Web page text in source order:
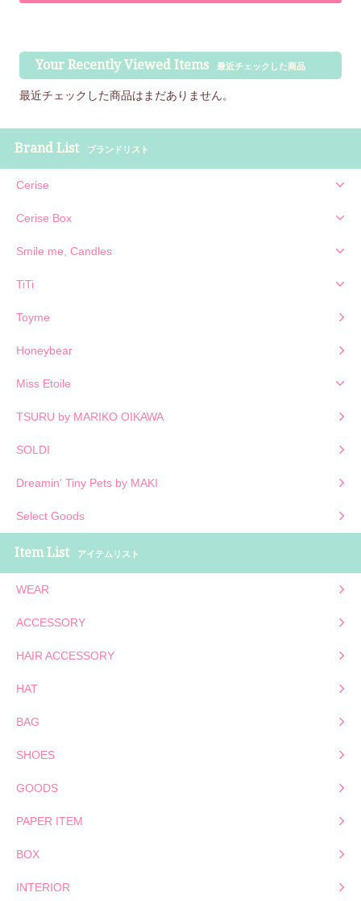
Your Recently Viewed Items 最近チェックした商品
最近チェックした商品はまだありません。
Brand List ブランドリスト
Cerise
Cerise Box
Smile me, Candles
TiTi
Toyme
Honeybear
Miss Etoile
TSURU by MARIKO OIKAWA
SOLDI
Dreamin' Tiny Pets by MAKI
Select Goods
Item List アイテムリスト
WEAR
ACCESSORY
HAIR ACCESSORY
HAT
BAG
SHOES
GOODS
PAPER ITEM
BOX
INTERIOR